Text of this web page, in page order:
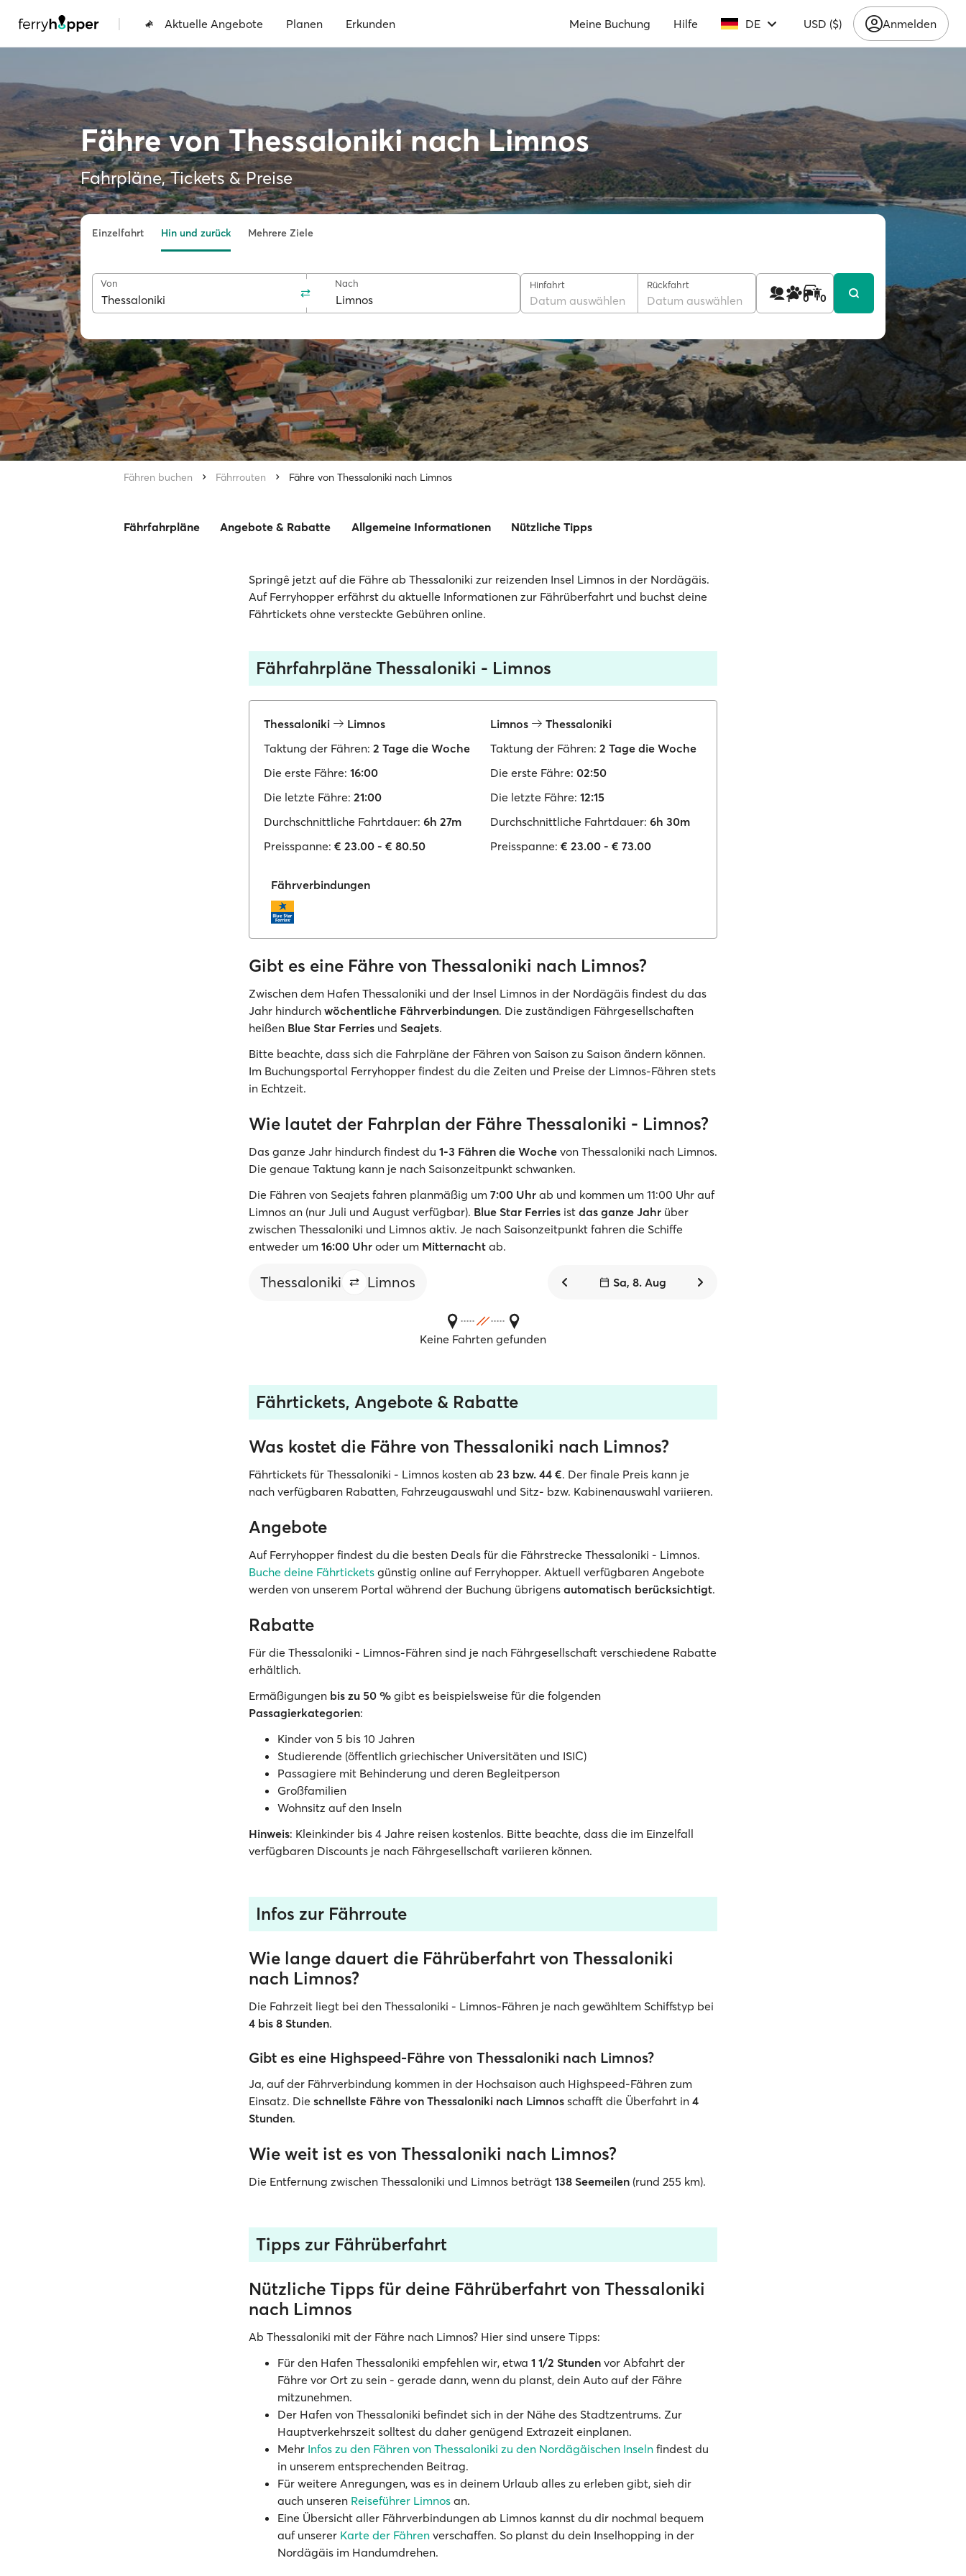
| Aktuelle Angebote Planen Erkunden Meine Buchung Hilfe DE USD ($) Anmelden
Fähre von Thessaloniki nach Limnos
Fahrpläne, Tickets & Preise
Einzelfahrt Hin und zurück Mehrere Ziele
Von Nach Hinfahrt
Datum auswählen
Rückfahrt
Datum auswählen 1 0 0
Fähren buchen Fährrouten Fähre von Thessaloniki nach Limnos
Fährfahrpläne Angebote & Rabatte Allgemeine Informationen Nützliche Tipps
Springê jetzt auf die Fähre ab Thessaloniki zur reizenden Insel Limnos in der Nordägäis.
Auf Ferryhopper erfährst du aktuelle Informationen zur Fährüberfahrt und buchst deine
Fährtickets ohne versteckte Gebühren online.
Fährfahrpläne Thessaloniki - Limnos
Thessaloniki
Limnos
Taktung der Fähren: 2 Tage die Woche
Die erste Fähre: 16:00
Die letzte Fähre: 21:00
Durchschnittliche Fahrtdauer: 6h 27m
Preisspanne: € 23.00 - € 80.50
Limnos
Thessaloniki
Taktung der Fähren: 2 Tage die Woche
Die erste Fähre: 02:50
Die letzte Fähre: 12:15
Durchschnittliche Fahrtdauer: 6h 30m
Preisspanne: € 23.00 - € 73.00
Fährverbindungen
Gibt es eine Fähre von Thessaloniki nach Limnos?
Zwischen dem Hafen Thessaloniki und der Insel Limnos in der Nordägäis findest du das
Jahr hindurch wöchentliche Fährverbindungen. Die zuständigen Fährgesellschaften
heißen Blue Star Ferries und Seajets.
Bitte beachte, dass sich die Fahrpläne der Fähren von Saison zu Saison ändern können.
Im Buchungsportal Ferryhopper findest du die Zeiten und Preise der Limnos-Fähren stets
in Echtzeit.
Wie lautet der Fahrplan der Fähre Thessaloniki - Limnos?
Das ganze Jahr hindurch findest du 1-3 Fähren die Woche von Thessaloniki nach Limnos.
Die genaue Taktung kann je nach Saisonzeitpunkt schwanken.
Die Fähren von Seajets fahren planmäßig um 7:00 Uhr ab und kommen um 11:00 Uhr auf
Limnos an (nur Juli und August verfügbar). Blue Star Ferries ist das ganze Jahr über
zwischen Thessaloniki und Limnos aktiv. Je nach Saisonzeitpunkt fahren die Schiffe
entweder um 16:00 Uhr oder um Mitternacht ab.
Thessaloniki Limnos Sa, 8. Aug
Keine Fahrten gefunden
Fährtickets, Angebote & Rabatte
Was kostet die Fähre von Thessaloniki nach Limnos?
Fährtickets für Thessaloniki - Limnos kosten ab 23 bzw. 44 €. Der finale Preis kann je
nach verfügbaren Rabatten, Fahrzeugauswahl und Sitz- bzw. Kabinenauswahl variieren.
Angebote
Auf Ferryhopper findest du die besten Deals für die Fährstrecke Thessaloniki - Limnos.
Buche deine Fährtickets günstig online auf Ferryhopper. Aktuell verfügbaren Angebote
werden von unserem Portal während der Buchung übrigens automatisch berücksichtigt.
Rabatte
Für die Thessaloniki - Limnos-Fähren sind je nach Fährgesellschaft verschiedene Rabatte
erhältlich.
Ermäßigungen bis zu 50 % gibt es beispielsweise für die folgenden
Passagierkategorien:
Kinder von 5 bis 10 Jahren
Studierende (öffentlich griechischer Universitäten und ISIC)
Passagiere mit Behinderung und deren Begleitperson
Großfamilien
Wohnsitz auf den Inseln
Hinweis: Kleinkinder bis 4 Jahre reisen kostenlos. Bitte beachte, dass die im Einzelfall
verfügbaren Discounts je nach Fährgesellschaft variieren können.
Infos zur Fährroute
Wie lange dauert die Fährüberfahrt von Thessaloniki
nach Limnos?
Die Fahrzeit liegt bei den Thessaloniki - Limnos-Fähren je nach gewähltem Schiffstyp bei
4 bis 8 Stunden.
Gibt es eine Highspeed-Fähre von Thessaloniki nach Limnos?
Ja, auf der Fährverbindung kommen in der Hochsaison auch Highspeed-Fähren zum
Einsatz. Die schnellste Fähre von Thessaloniki nach Limnos schafft die Überfahrt in 4
Stunden.
Wie weit ist es von Thessaloniki nach Limnos?
Die Entfernung zwischen Thessaloniki und Limnos beträgt 138 Seemeilen (rund 255 km).
Tipps zur Fährüberfahrt
Nützliche Tipps für deine Fährüberfahrt von Thessaloniki
nach Limnos
Ab Thessaloniki mit der Fähre nach Limnos? Hier sind unsere Tipps:
Für den Hafen Thessaloniki empfehlen wir, etwa 1 1/2 Stunden vor Abfahrt der
Fähre vor Ort zu sein - gerade dann, wenn du planst, dein Auto auf der Fähre
mitzunehmen.
Der Hafen von Thessaloniki befindet sich in der Nähe des Stadtzentrums. Zur
Hauptverkehrszeit solltest du daher genügend Extrazeit einplanen.
Mehr Infos zu den Fähren von Thessaloniki zu den Nordägäischen Inseln findest du
in unserem entsprechenden Beitrag.
Für weitere Anregungen, was es in deinem Urlaub alles zu erleben gibt, sieh dir
auch unseren Reiseführer Limnos an.
Eine Übersicht aller Fährverbindungen ab Limnos kannst du dir nochmal bequem
auf unserer Karte der Fähren verschaffen. So planst du dein Inselhopping in der
Nordägäis im Handumdrehen.